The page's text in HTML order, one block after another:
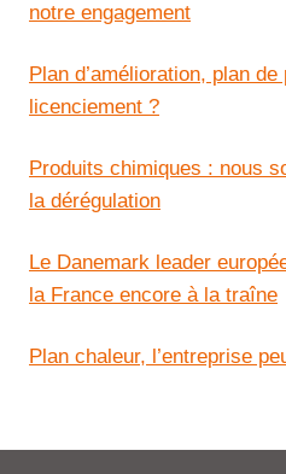
notre engagement
Plan d’amélioration, plan
licenciement ?
Produits chimiques : nous
la dérégulation
Le Danemark leader
la France encore à la traîne
Plan chaleur, l’entreprise